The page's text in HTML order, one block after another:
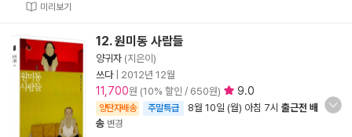
미리보기
12. 원미동 사람들
양귀자 (지은이)
쓰다| 2012년 12월
11,700원 (10% 할인 / 650원) 9.0
양탄자배송 주말특급 8월 10일 (월) 아침 7시 출근전 배
송 변경